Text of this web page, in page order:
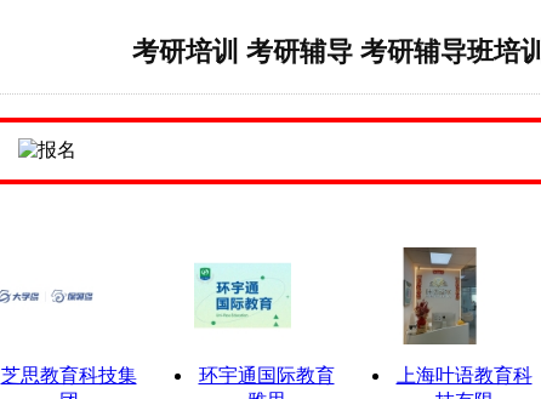
考研培训 考研辅导 考研辅导班培训
芝思教育科技集
环宇通国际教育
上海叶语教育科